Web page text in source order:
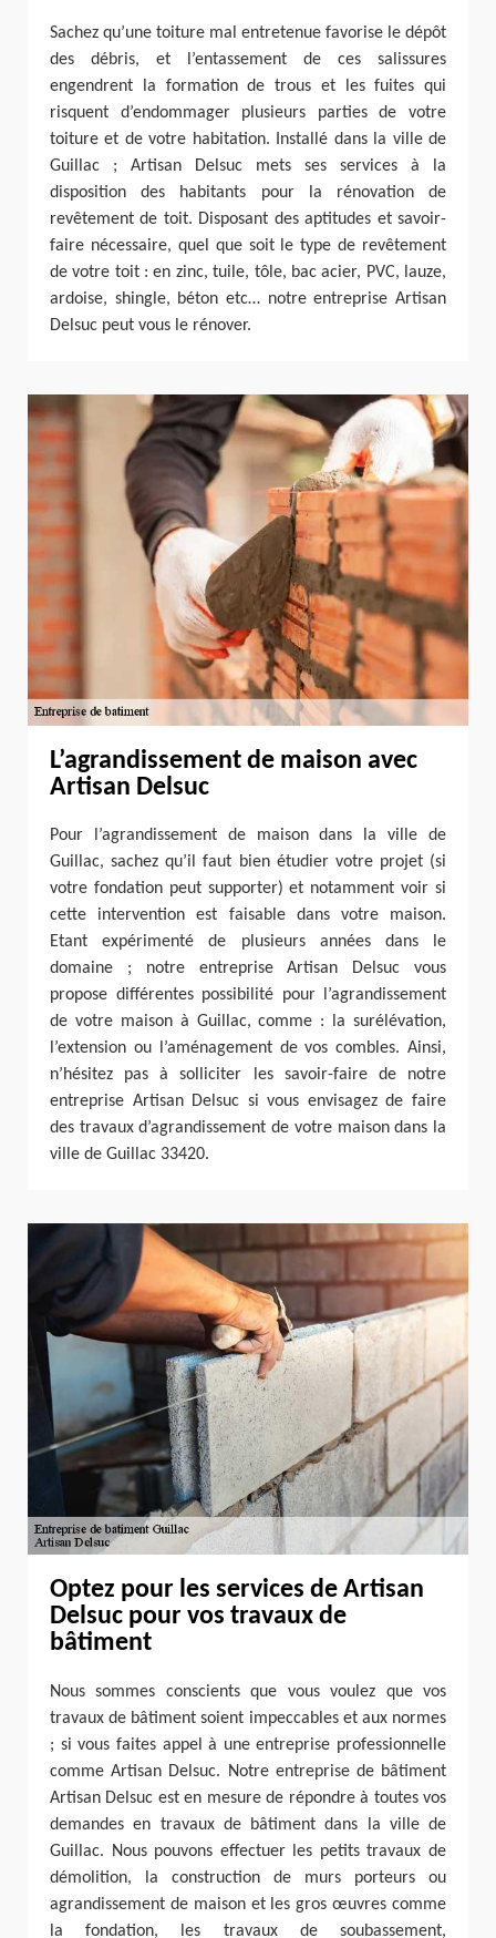
Sachez qu’une toiture mal entretenue favorise le dépôt
des débris, et l’entassement de ces salissures
engendrent la formation de trous et les fuites qui
risquent d’endommager plusieurs parties de votre
toiture et de votre habitation. Installé dans la ville de
Guillac ; Artisan Delsuc mets ses services à la
disposition des habitants pour la rénovation de
revêtement de toit. Disposant des aptitudes et savoir-
faire nécessaire, quel que soit le type de revêtement
de votre toit : en zinc, tuile, tôle, bac acier, PVC, lauze,
ardoise, shingle, béton etc… notre entreprise Artisan
Delsuc peut vous le rénover.
L’agrandissement de maison avec
Artisan Delsuc
Pour l’agrandissement de maison dans la ville de
Guillac, sachez qu’il faut bien étudier votre projet (si
votre fondation peut supporter) et notamment voir si
cette intervention est faisable dans votre maison.
Etant expérimenté de plusieurs années dans le
domaine ; notre entreprise Artisan Delsuc vous
propose différentes possibilité pour l’agrandissement
de votre maison à Guillac, comme : la surélévation,
l’extension ou l’aménagement de vos combles. Ainsi,
n’hésitez pas à solliciter les savoir-faire de notre
entreprise Artisan Delsuc si vous envisagez de faire
des travaux d’agrandissement de votre maison dans la
ville de Guillac 33420.
Optez pour les services de Artisan
Delsuc pour vos travaux de
bâtiment
Nous sommes conscients que vous voulez que vos
travaux de bâtiment soient impeccables et aux normes
; si vous faites appel à une entreprise professionnelle
comme Artisan Delsuc. Notre entreprise de bâtiment
Artisan Delsuc est en mesure de répondre à toutes vos
demandes en travaux de bâtiment dans la ville de
Guillac. Nous pouvons effectuer les petits travaux de
démolition, la construction de murs porteurs ou
agrandissement de maison et les gros œuvres comme
la fondation, les travaux de soubassement,